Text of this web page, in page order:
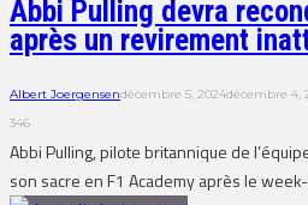
Abbi Pulling devra
après un revirement
Albert Joergensendécembre 5, 2024décembre 4,
346
Abbi Pulling, pilote britannique de
son sacre en F1 Academy après le